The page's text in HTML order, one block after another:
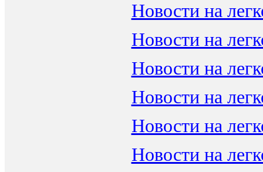
Новости на
Новости на
Новости на
Новости на
Новости на
Новости на